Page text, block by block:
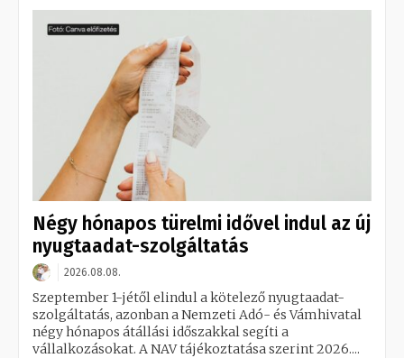
Négy hónapos türelmi idővel indul az új
nyugtaadat-szolgáltatás
2026.08.08.
Szeptember 1-jétől elindul a kötelező nyugtaadat-
szolgáltatás, azonban a Nemzeti Adó- és Vámhivatal
négy hónapos átállási időszakkal segíti a
vállalkozásokat. A NAV tájékoztatása szerint 2026....